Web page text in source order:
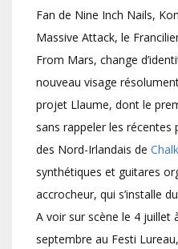
Fan de Nine Inch Nails,
Massive Attack, le
From Mars, change
nouveau visage
projet Llaume, dont le
sans rappeler les
des Nord-Irlandais de Chalk
synthétiques et guitares
accrocheur, qui s’installe
A voir sur scène le 4 juillet
septembre au Festi